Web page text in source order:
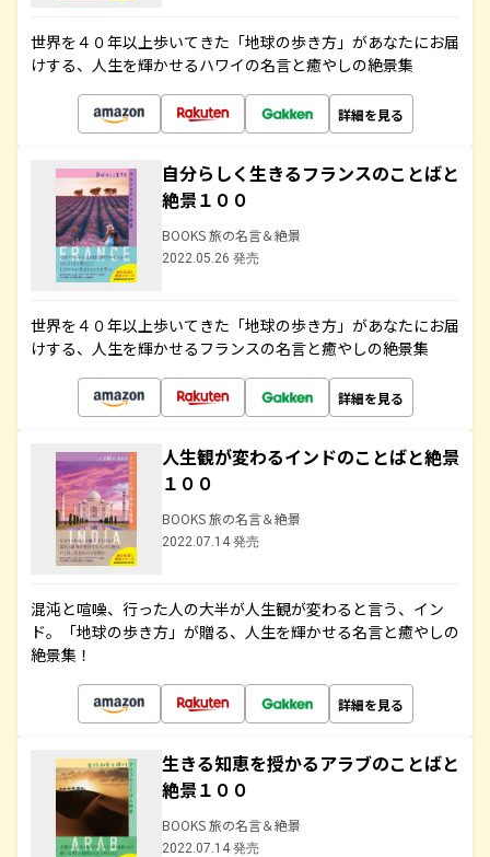
世界を４０年以上歩いてきた「地球の歩き方」があなたにお届
けする、人生を輝かせるハワイの名言と癒やしの絶景集
詳細を見る
自分らしく生きるフランスのことばと
絶景１００
BOOKS 旅の名言＆絶景
2022.05.26 発売
世界を４０年以上歩いてきた「地球の歩き方」があなたにお届
けする、人生を輝かせるフランスの名言と癒やしの絶景集
詳細を見る
人生観が変わるインドのことばと絶景
１００
BOOKS 旅の名言＆絶景
2022.07.14 発売
混沌と喧噪、行った人の大半が人生観が変わると言う、イン
ド。「地球の歩き方」が贈る、人生を輝かせる名言と癒やしの
絶景集！
詳細を見る
生きる知恵を授かるアラブのことばと
絶景１００
BOOKS 旅の名言＆絶景
2022.07.14 発売